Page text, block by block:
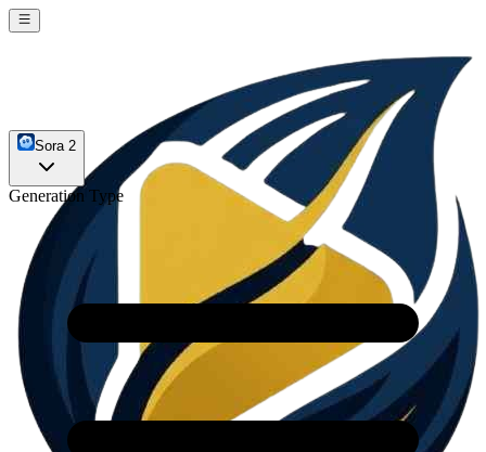
Sora 2
Generation Type